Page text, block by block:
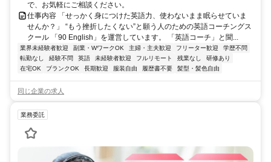
で、お気軽にご相談ください。
仕事内容 「せっかく身につけた英語力、使わないまま眠らせていま
せんか？」 “もう挫折したくない”と願う人のための英語コーチングス
クール 「90 English」を運営しています。 「英語コーチ」と聞...
業界未経験者歓迎 副業・WワークOK 主婦・主夫歓迎 フリーター歓迎
学歴不問
転勤なし
経験不問 英語 未経験者歓迎 フルリモート 残業なし
研修あり
在宅OK
ブランクOK 長期歓迎 服装自由 履歴書不要 髪型・髪色自由
同じ企業の求人
業務委託